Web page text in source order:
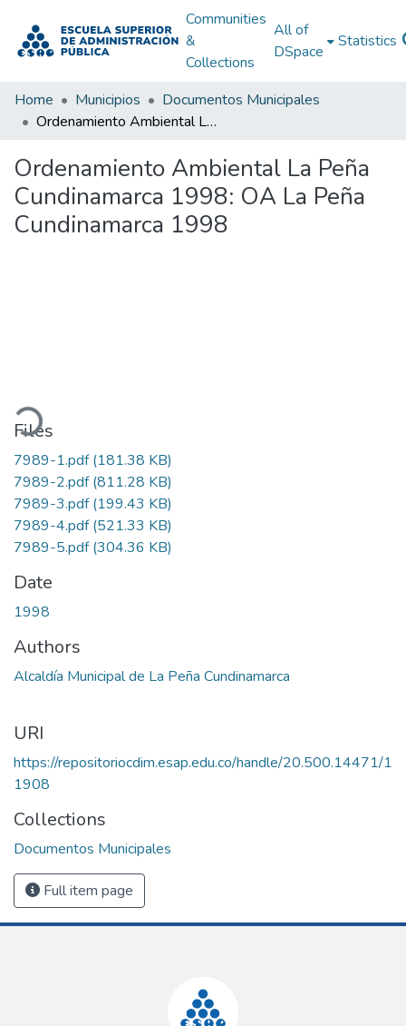
Communities
&
Collections
All of
DSpace
Statistics
Home Municipios
Documentos Municipales
Ordenamiento Ambiental La Peña Cundinamarca 1998: OA La Peña Cundinamarca 1998
Ordenamiento Ambiental La Peña
Cundinamarca 1998: OA La Peña
Cundinamarca 1998
Files
7989-1.pdf(181.38 KB)
7989-2.pdf(811.28 KB)
7989-3.pdf(199.43 KB)
7989-4.pdf(521.33 KB)
7989-5.pdf(304.36 KB)
Date
1998
Authors
Alcaldía Municipal de La Peña Cundinamarca
URI
https://repositoriocdim.esap.edu.co/handle/20.500.14471/1
1908
Collections
Documentos Municipales
Full item page